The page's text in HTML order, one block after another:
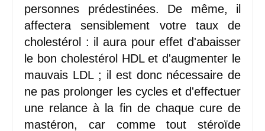
personnes prédestinées. De même, il
affectera sensiblement votre taux de
cholestérol : il aura pour effet d'abaisser
le bon cholestérol HDL et d'augmenter le
mauvais LDL ; il est donc nécessaire de
ne pas prolonger les cycles et d'effectuer
une relance à la fin de chaque cure de
mastéron, car comme tout stéroïde